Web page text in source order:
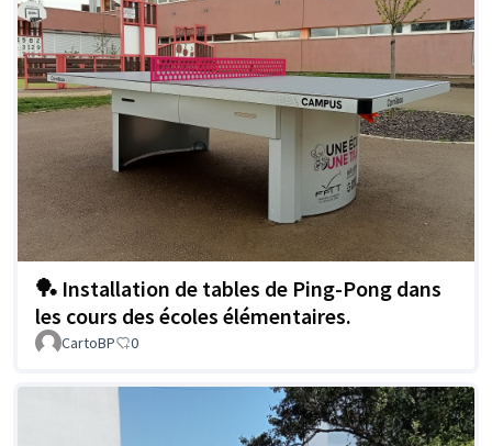
🏓 Installation de tables de Ping-Pong dans
les cours des écoles élémentaires.
CartoBP 0